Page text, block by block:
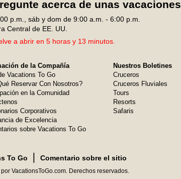
acerca de unas vacaciones
p.m., sáb y dom de 9:00 a.m. - 6:00 p.m.
Central de EE. UU.
a abrir en 5 horas y 13 minutos.
de la Compañía
Vacations To Go
Reservar Con Nosotros?
en la Comunidad
Corporativos
de Excelencia
sobre Vacations To Go
Nuestros Boletines
Cruceros
Cruceros Fluviales
Tours
Resorts
Safaris
To Go Comentario sobre el sitio
VacationsToGo.com. Derechos reservados.